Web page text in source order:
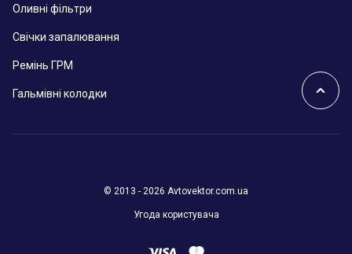
Оливні фільтри
Свічки запалювання
Ремінь ГРМ
Гальмівні колодки
© 2013 - 2026 Avtovektor.com.ua
Угода користувача